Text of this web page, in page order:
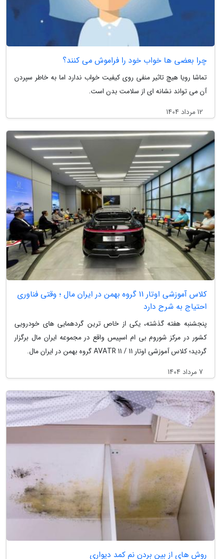
چرا بعضی ها خواب خود را فراموش می کنند؟
تماشا رویا هیچ تاثیر منفی روی کیفیت خواب ندارد اما به خاطر سپردن
آن می تواند نشانه ای از سلامت بدن است.
12 مرداد 1404
کلاس آموزشی اوتار 11 گروه بهمن در ایران مال ؛ وقتی فناوری
احتیاج به شرح دارد
پنجشنبه هفته گذشته، یکی از خاص ترین گردهمایی های خودرویی
کشور در مرکز شوروم بی ام اسپیس واقع در مجموعه ایران مال برگزار
گردید؛ کلاس آموزشی اوتار 11 / AVATR 11 گروه بهمن در ایران مال.
7 مرداد 1404
روش های از بین بردن نم کمد دیواری